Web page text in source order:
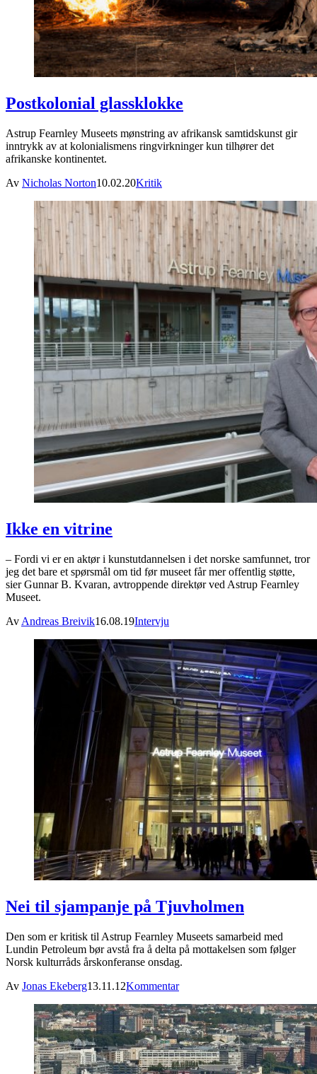
Postkolonial glassklokke
Astrup Fearnley Museets mønstring av afrikansk samtidskunst gir
inntrykk av at kolonialismens ringvirkninger kun tilhører det
afrikanske kontinentet.
Av Nicholas Norton10.02.20Kritik
Ikke en vitrine
– Fordi vi er en aktør i kunstutdannelsen i det norske samfunnet, tror
jeg det bare et spørsmål om tid før museet får mer offentlig støtte,
sier Gunnar B. Kvaran, avtroppende direktør ved Astrup Fearnley
Museet.
Av Andreas Breivik16.08.19Intervju
Nei til sjampanje på Tjuvholmen
Den som er kritisk til Astrup Fearnley Museets samarbeid med
Lundin Petroleum bør avstå fra å delta på mottakelsen som følger
Norsk kulturråds årskonferanse onsdag.
Av Jonas Ekeberg13.11.12Kommentar